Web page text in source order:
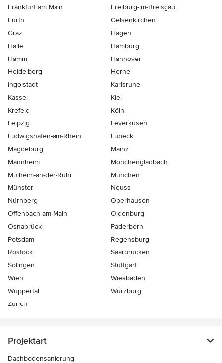
Frankfurt am Main
Freiburg-im-Breisgau
Fürth
Gelsenkirchen
Graz
Hagen
Halle
Hamburg
Hamm
Hannover
Heidelberg
Herne
Ingolstadt
Karlsruhe
Kassel
Kiel
Krefeld
Köln
Leipzig
Leverkusen
Ludwigshafen-am-Rhein
Lübeck
Magdeburg
Mainz
Mannheim
Mönchen­gladbach
Mülheim-an-der-Ruhr
München
Münster
Neuss
Nürnberg
Oberhausen
Offenbach-am-Main
Oldenburg
Osnabrück
Paderborn
Potsdam
Regensburg
Rostock
Saarbrücken
Solingen
Stuttgart
Wien
Wiesbaden
Wuppertal
Würzburg
Zürich
Projektart
Dachbodensanierung